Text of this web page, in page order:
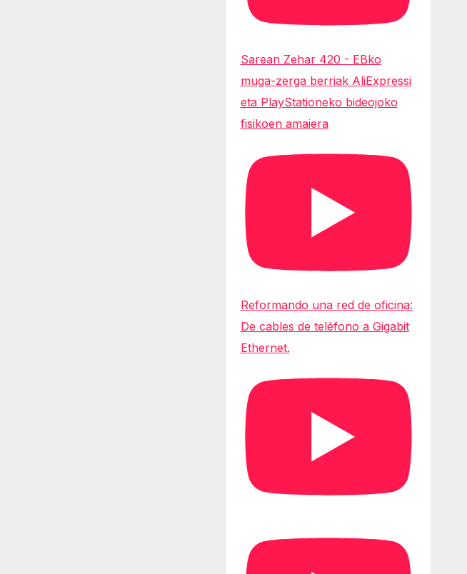
Sarean Zehar 420 - EBko
muga-zerga berriak AliExpressi
eta PlayStationeko bideojoko
fisikoen amaiera
Reformando una red de oficina:
De cables de teléfono a Gigabit
Ethernet.